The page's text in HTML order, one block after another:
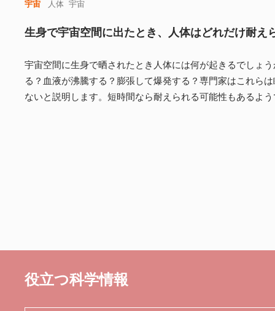
宇宙 人体 宇宙
生身で宇宙空間に出たとき、人体はどれだけ耐え
宇宙空間に生身で晒されたとき人体には何が起きるでしょ
る？血液が沸騰する？膨張して爆発する？専門家はこれら
ないと説明します。短時間なら耐えられる可能性もあるよ
役立つ科学情報